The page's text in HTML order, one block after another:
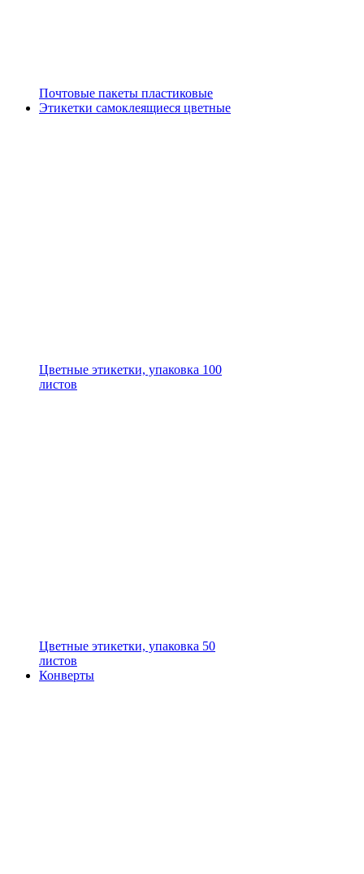
Почтовые пакеты пластиковые
Этикетки самоклеящиеся цветные
Цветные этикетки, упаковка 100
листов
Цветные этикетки, упаковка 50
листов
Конверты